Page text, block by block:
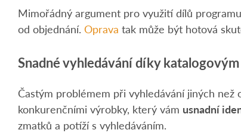
Mimořádný argument pro využití dílů
od objednání. Oprava tak může být hotová
Snadné vyhledávání díky
Častým problémem při vyhledávání jiných než
konkurenčními výrobky, který vám usnadní
zmatků a potíží s vyhledáváním.